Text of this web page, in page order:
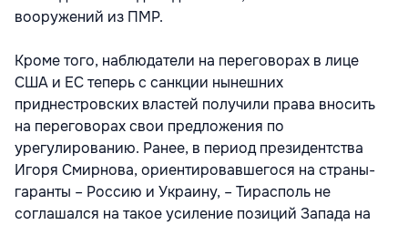
вооружений из ПМР.
Кроме того, наблюдатели на переговорах в лице
США и ЕС теперь с санкции нынешних
приднестровских властей получили права вносить
на переговорах свои предложения по
урегулированию. Ранее, в период президентства
Игоря Смирнова, ориентировавшегося на страны-
гаранты – Россию и Украину, – Тирасполь не
соглашался на такое усиление позиций Запада на